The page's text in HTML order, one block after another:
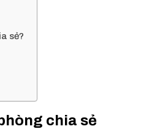
sẻ?
chia sẻ